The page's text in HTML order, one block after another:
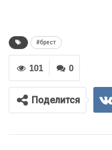
#брест
0
101
Поделится